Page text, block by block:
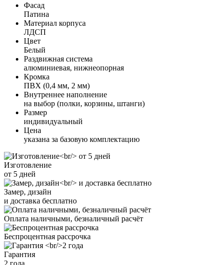
Фасад
Патина
Материал корпуса
ЛДСП
Цвет
Белый
Раздвижная система
алюминиевая, нижнеопорная
Кромка
ПВХ (0,4 мм, 2 мм)
Внутреннее наполнение
на выбор (полки, корзины, штанги)
Размер
индивидуальный
Цена
указана за базовую комплектацию
Изготовление
от 5 дней
Замер, дизайн
и доставка бесплатно
Оплата наличными, безналичный расчёт
Беспроцентная рассрочка
Гарантия
2 года